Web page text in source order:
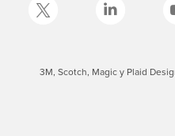
3M, Scotch, Magic y Plaid